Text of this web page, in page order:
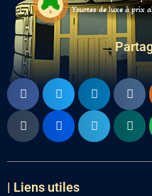
Yourtes de luxe à prix
| Liens utiles